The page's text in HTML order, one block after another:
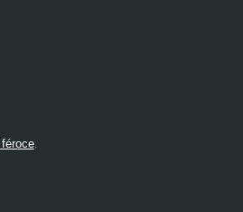
féroce.